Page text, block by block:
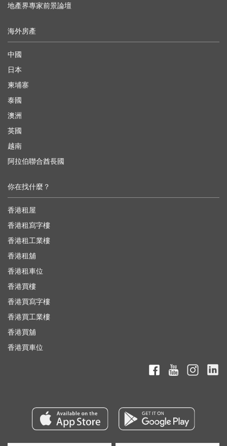
地產界專家前景論壇
海外房產
中國
日本
柬埔寨
泰國
澳洲
英國
越南
阿拉伯聯合酋長國
你在找什麼？
香港租屋
香港租寫字樓
香港租工業樓
香港租舖
香港租車位
香港買樓
香港買寫字樓
香港買工業樓
香港買舖
香港買車位